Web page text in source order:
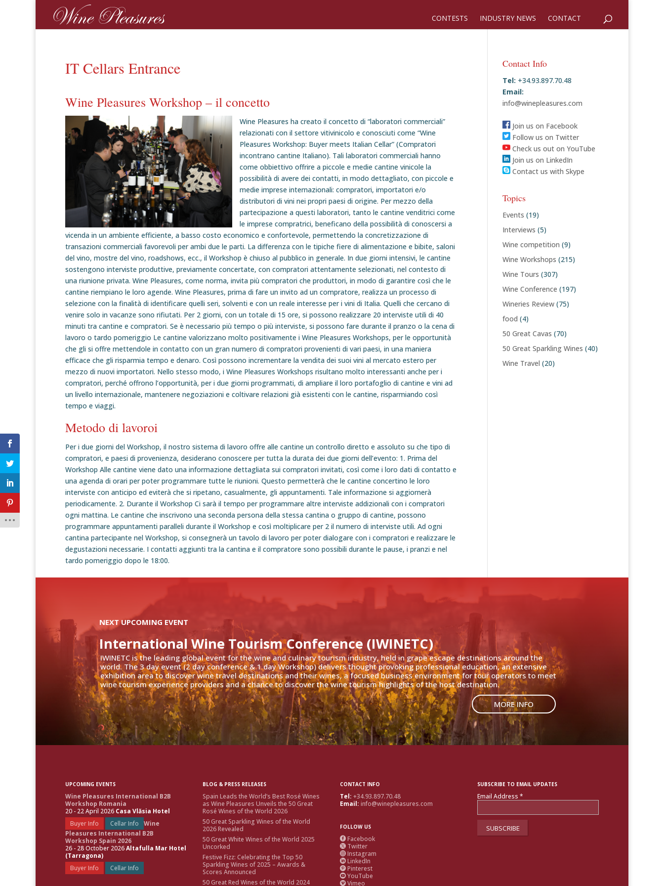
CONTESTS INDUSTRY NEWS CONTACT
IT Cellars Entrance
Wine Pleasures Workshop – il concetto
Wine Pleasures ha creato il concetto di “laboratori commerciali”
relazionati con il settore vitivinicolo e conosciuti come “Wine
Pleasures Workshop: Buyer meets Italian Cellar” (Compratori
incontrano cantine Italiano). Tali laboratori commerciali hanno
come obbiettivo offrire a piccole e medie cantine vinicole la
possibilità di avere dei contatti, in modo dettagliato, con piccole e
medie imprese internazionali: compratori, importatori e/o
distributori di vini nei propri paesi di origine. Per mezzo della
partecipazione a questi laboratori, tanto le cantine venditrici come
le imprese compratrici, beneficano della possibilità di conoscersi a
vicenda in un ambiente efficiente, a basso costo economico e confortevole, permettendo la concretizzazione di
transazioni commerciali favorevoli per ambi due le parti. La differenza con le tipiche fiere di alimentazione e bibite, saloni
del vino, mostre del vino, roadshows, ecc., il Workshop è chiuso al pubblico in generale. In due giorni intensivi, le cantine
sostengono interviste produttive, previamente concertate, con compratori attentamente selezionati, nel contesto di
una riunione privata. Wine Pleasures, come norma, invita più compratori che produttori, in modo di garantire così che le
cantine riempiano le loro agende. Wine Pleasures, prima di fare un invito ad un compratore, realizza un processo di
selezione con la finalità di identificare quelli seri, solventi e con un reale interesse per i vini di Italia. Quelli che cercano di
venire solo in vacanze sono rifiutati. Per 2 giorni, con un totale di 15 ore, si possono realizzare 20 interviste utili di 40
minuti tra cantine e compratori. Se è necessario più tempo o più interviste, si possono fare durante il pranzo o la cena di
lavoro o tardo pomeriggio Le cantine valorizzano molto positivamente i Wine Pleasures Workshops, per le opportunità
che gli si offre mettendole in contatto con un gran numero di compratori provenienti di vari paesi, in una maniera
efficace che gli risparmia tempo e denaro. Così possono incrementare la vendita dei suoi vini al mercato estero per
mezzo di nuovi importatori. Nello stesso modo, i Wine Pleasures Workshops risultano molto interessanti anche per i
compratori, perché offrono l’opportunità, per i due giorni programmati, di ampliare il loro portafoglio di cantine e vini ad
un livello internazionale, mantenere negoziazioni e coltivare relazioni già esistenti con le cantine, risparmiando così
tempo e viaggi.
Metodo di lavoroi
Per i due giorni del Workshop, il nostro sistema di lavoro offre alle cantine un controllo diretto e assoluto su che tipo di
compratori, e paesi di provenienza, desiderano conoscere per tutta la durata dei due giorni dell’evento: 1. Prima del
Workshop Alle cantine viene dato una informazione dettagliata sui compratori invitati, così come i loro dati di contatto e
una agenda di orari per poter programmare tutte le riunioni. Questo permetterà che le cantine concertino le loro
interviste con anticipo ed eviterà che si ripetano, casualmente, gli appuntamenti. Tale informazione si aggiornerà
periodicamente. 2. Durante il Workshop Ci sarà il tempo per programmare altre interviste addizionali con i compratori
ogni mattina. Le cantine che inscrivono una seconda persona della stessa cantina o gruppo di cantine, possono
programmare appuntamenti paralleli durante il Workshop e così moltiplicare per 2 il numero di interviste utili. Ad ogni
cantina partecipante nel Workshop, si consegnerà un tavolo di lavoro per poter dialogare con i compratori e realizzare le
degustazioni necessarie. I contatti aggiunti tra la cantina e il compratore sono possibili durante le pause, i pranzi e nel
tardo pomeriggio dopo le 18:00.
Contact Info
Tel: +34.93.897.70.48
Email:
info@winepleasures.com
Join us on Facebook
Follow us on Twitter
Check us out on YouTube
Join us on LinkedIn
Contact us with Skype
Topics
Events (19)
Interviews (5)
Wine competition (9)
Wine Workshops (215)
Wine Tours (307)
Wine Conference (197)
Wineries Review(75)
food (4)
50 Great Cavas (70)
50 Great Sparkling Wines (40)
Wine Travel (20)
IWINETC is the leading global event for the wine and culinary tourism industry, held in grape escape destinations around the
world. The 3 day event (2 day conference & 1 day Workshop) delivers thought provoking professional education, an extensive
exhibition area to discover wine travel destinations and their wines, a focused business environment for tour operators to meet
wine tourism experience providers and a chance to discover the wine tourism highlights of the host destination.
MORE INFO
International Wine Tourism Conference (IWINETC)
NEXT UPCOMING EVENT
UPCOMING EVENTS
Wine Pleasures International B2B
Workshop Romania
20 - 22 April 2026 Casa Vlăsia Hotel
Buyer Info
Cellar Info
Wine
Pleasures International B2B
Workshop Spain 2026
26 - 28 October 2026Altafulla Mar Hotel
(Tarragona)
Buyer Info
Cellar Info
BLOG & PRESS RELEASES
Spain Leads the World’s Best Rosé Wines
as Wine Pleasures Unveils the 50 Great
Rosé Wines of the World 2026
50 Great Sparkling Wines of the World
2026 Revealed
50 Great White Wines of the World 2025
Uncorked
Festive Fizz: Celebrating the Top 50
Sparkling Wines of 2025 – Awards &
Scores Announced
50 Great Red Wines of the World 2024
CONTACT INFO
Tel: +34.93.897.70.48
Email:info@winepleasures.com
FOLLOW US
 Facebook
 Twitter
 Instagram
 LinkedIn
 Pinterest
 YouTube
 Vimeo
SUBSCRIBE TO EMAIL UPDATES
Email Address*